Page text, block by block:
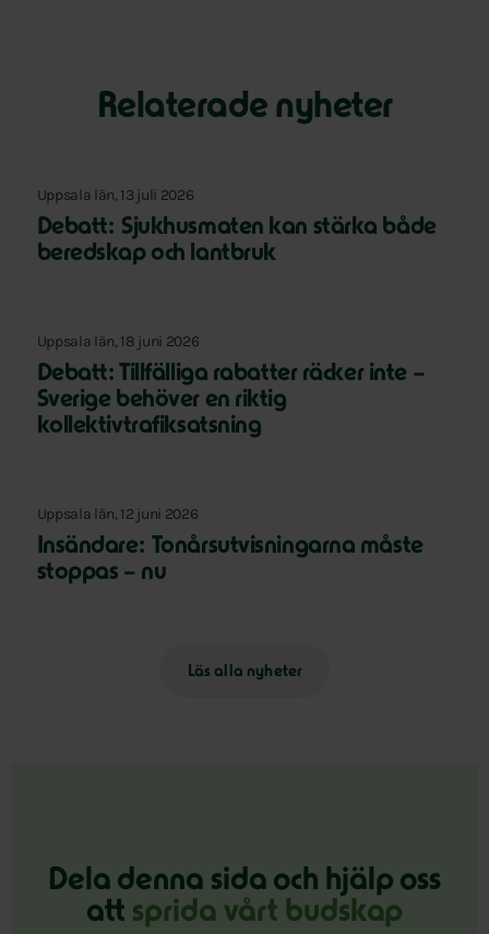
Relaterade nyheter
Uppsala län, 13 juli 2026
Debatt: Sjukhusmaten kan stärka både
beredskap och lantbruk
Uppsala län, 18 juni 2026
Debatt: Tillfälliga rabatter räcker inte –
Sverige behöver en riktig
kollektivtrafiksatsning
Uppsala län, 12 juni 2026
Insändare: Tonårsutvisningarna måste
stoppas – nu
Läs alla nyheter
Dela denna sida och hjälp oss
att sprida vårt budskap